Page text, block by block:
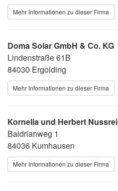
Mehr Informationen zu dieser Firma
Doma Solar GmbH & Co. KG
Lindenstraße 61B
84030 Ergolding
Mehr Informationen zu dieser Firma
Kornelia und Herbert
Baldrianweg 1
84036 Kumhausen
Mehr Informationen zu dieser Firma